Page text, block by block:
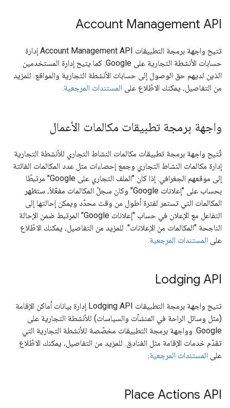
Account Management API
تتيح واجهة برمجة التطبيقات Account Management API إدارة
حسابات الأنشطة التجارية على Google. كما يتيح إدارة المستخدمين
الذين لديهم حق الوصول إلى حسابات الأنشطة التجارية والمواقع. للمزيد
من التفاصيل، يمكنك الاطّلاع على المستندات المرجعية.
واجهة برمجة تطبيقات مكالمات الأعمال
تُتيح واجهة برمجة تطبيقات مكالمات النشاط التجاري للأنشطة التجارية
إدارة مكالمات النشاط التجاري وجمع إحصاءات مثل عدد المكالمات الفائتة
إلى موقعهم الجغرافي. إذا كان "الملف التجاري على Google" مرتبطًا
بحساب على "إعلانات Google" وكان سجلّ المكالمات مفعّلاً، ستظهر
المكالمات التي تستمر لفترة أطول من وقت محدّد ويمكن إحالتها إلى
التفاعل مع الإعلان في حساب "إعلانات Google" المرتبط ضمن الإحالة
الناجحة "المكالمات من الإعلانات". للمزيد من التفاصيل، يمكنك الاطّلاع
على المستندات المرجعية.
Lodging API
تتيح واجهة برمجة التطبيقات Lodging API إدارة بيانات أماكن الإقامة
(مثل وسائل الراحة في المنشآت والسياسات) للأنشطة التجارية على
Google. وواجهة برمجة التطبيقات مخصّصة للأنشطة التجارية التي
تقدّم خدمات الإقامة مثل الفنادق. للمزيد من التفاصيل، يمكنك الاطّلاع
على المستندات المرجعية.
Place Actions API